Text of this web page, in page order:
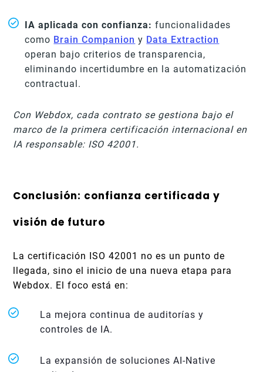
IA aplicada con confianza: funcionalidades
como Brain Companion y Data Extraction
operan bajo criterios de transparencia,
eliminando incertidumbre en la automatización
contractual.
Con Webdox, cada contrato se gestiona bajo el
marco de la primera certificación internacional en
IA responsable: ISO 42001.
Conclusión: confianza certificada y
visión de futuro
La certificación ISO 42001 no es un punto de
llegada, sino el inicio de una nueva etapa para
Webdox. El foco está en:
La mejora continua de auditorías y
controles de IA.
La expansión de soluciones AI-Native